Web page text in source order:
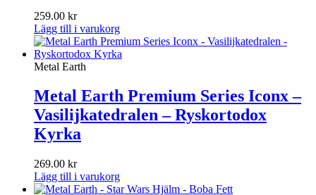
259.00 kr
Lägg till i varukorg
Metal Earth
Metal Earth Premium Series Iconx –
Vasilijkatedralen – Ryskortodox
Kyrka
269.00 kr
Lägg till i varukorg